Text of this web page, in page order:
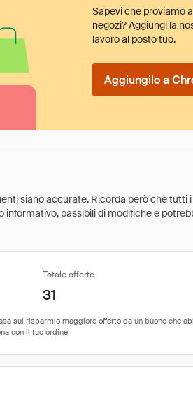
Sapevi che proviamo
negozi? Aggiungi la
lavoro al posto tuo.
Aggiungilo a
siano accurate. Ricorda però che
passibili di modifiche e
Totale offerte
31